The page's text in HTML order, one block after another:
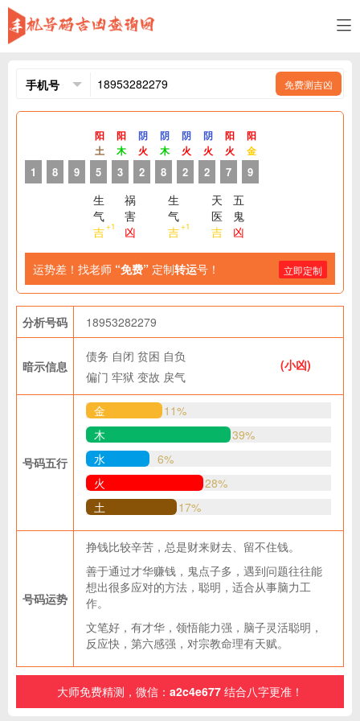
免费测吉凶
1 8 9
阳
土
5
阳
木
3
生
气
吉+1
阴
火
2
祸
害
凶
阴
木
8
阴
火
2
阴
火
2
生
气
吉+1
阳
火
7
天
医
吉
阳
金
9
五
鬼
凶
运势差！找老师 “免费” 定制转运号！ 立即定制
分析号码 18953282279
暗示信息
债务 自闭 贫困 自负
偏门 牢狱 变故 戾气
(小凶)
号码五行
金
11%
木
39%
水
6%
火
28%
土
17%
号码运势
挣钱比较辛苦，总是财来财去、留不住钱。
善于通过才华赚钱，鬼点子多，遇到问题往往能
想出很多应对的方法，聪明，适合从事脑力工
作。
文笔好，有才华，领悟能力强，脑子灵活聪明，
反应快，第六感强，对宗教命理有天赋。
大师免费精测，微信： a2c4e677 结合八字更准！